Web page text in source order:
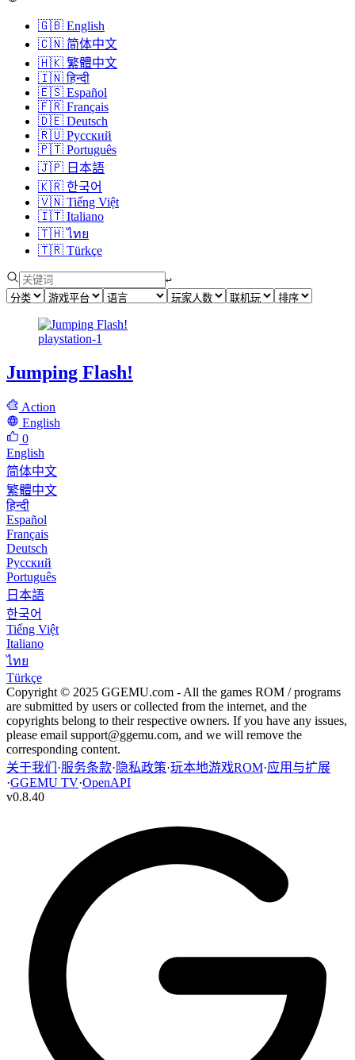
🇬🇧 English
🇨🇳 简体中文
🇭🇰 繁體中文
🇮🇳 हिन्दी
🇪🇸 Español
🇫🇷 Français
🇩🇪 Deutsch
🇷🇺 Русский
🇵🇹 Português
🇯🇵 日本語
🇰🇷 한국어
🇻🇳 Tiếng Việt
🇮🇹 Italiano
🇹🇭 ไทย
🇹🇷 Türkçe
↩︎
playstation-1
Jumping Flash!
Action
English
0
English
简体中文
繁體中文
हिन्दी
Español
Français
Deutsch
Русский
Português
日本語
한국어
Tiếng Việt
Italiano
ไทย
Türkçe
Copyright © 2025 GGEMU.com - All the games ROM / programs
are submitted by users or collected from the internet, and the
copyrights belong to their respective owners. If you have any issues,
please email support@ggemu.com, and we will remove the
corresponding content.
关于我们 ·服务条款· 隐私政策·玩本地游戏ROM·应用与扩展
·GGEMU TV·OpenAPI
v0.8.40